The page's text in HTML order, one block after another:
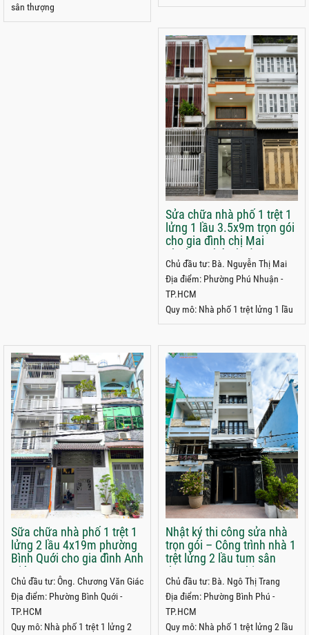
sân thượng
Sửa chữa nhà phố 1 trệt 1
lửng 1 lầu 3.5x9m trọn gói
cho gia đình chị Mai
phường Phú Nhuận
TP.HCM
Chủ đầu tư: Bà. Nguyễn Thị Mai
Địa điểm: Phường Phú Nhuận -
TP.HCM
Quy mô: Nhà phố 1 trệt lửng 1 lầu
Sữa chữa nhà phố 1 trệt 1
lửng 2 lầu 4x19m phường
Bình Quới cho gia đình Anh
Giác
Chủ đầu tư: Ông. Chương Văn Giác
Địa điểm: Phường Bình Quới -
TP.HCM
Quy mô: Nhà phố 1 trệt 1 lửng 2
Nhật ký thi công sửa nhà
trọn gói – Công trình nhà 1
trệt lửng 2 lầu tum sân
thượng 4x15m chị Trang
phường Bình Phú, TPHCM
Chủ đầu tư: Bà. Ngô Thị Trang
Địa điểm: Phường Bình Phú -
TP.HCM
Quy mô: Nhà phố 1 trệt lửng 2 lầu